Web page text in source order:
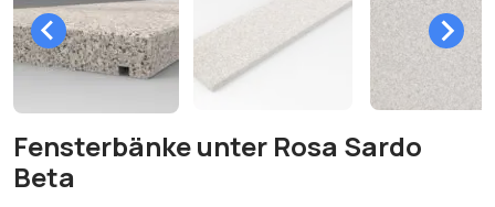
Fensterbänke unter Rosa Sardo
Beta